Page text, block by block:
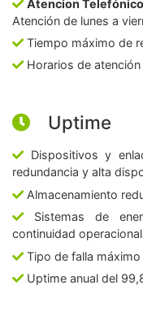
Atencion Telefónico
Atención de lunes a
Tiempo máximo de
Horarios de
Uptime
Dispositivos y
redundancia y alta
Almacenamiento
Sistemas de
continuidad
Tipo de falla máximo
Uptime anual del